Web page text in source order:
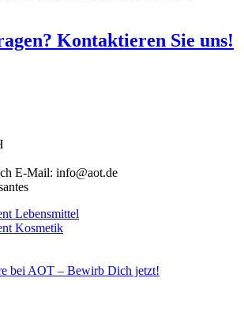
Kontaktieren Sie uns!
E-Mail: info@aot.de
Lebensmittel
Kosmetik
bei AOT – Bewirb Dich jetzt!